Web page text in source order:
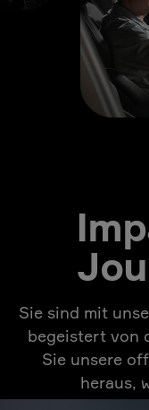
Sie sind mit
begeistert von
Sie unsere
heraus,